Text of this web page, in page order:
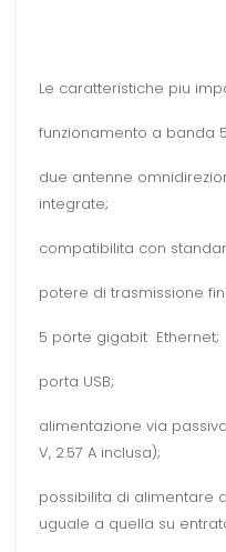
Le caratteristiche piu
funzionamento a banda
due antenne
integrate;
compatibilita con
potere di trasmissione
5 porte gigabit Ethernet;
porta USB;
alimentazione via
V, 2.57 A inclusa);
possibilita di alimentare
uguale a quella su